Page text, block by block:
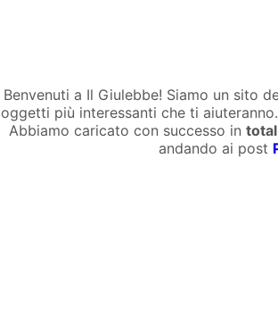
Benvenuti a Il Giulebbe! Siamo un sito
oggetti più interessanti che ti
Abbiamo caricato con successo in total
andando ai post